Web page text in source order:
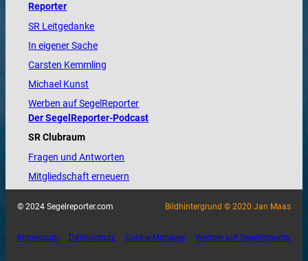
Reporter
SR Leitgedanke
In eigener Sache
Carsten Kemmling
Michael Kunst
Werben auf SegelReporter
Der SegelReporter-Podcast
SR Clubraum
Fragen und Antworten
Mitgliedschaft erneuern
© 2024 Segelreporter.com Bildhintergrund © 2020 Jan Maas
Impressum Datenschutz Cookie-Manager Werben auf SegelReporter